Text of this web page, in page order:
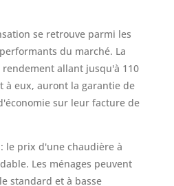
se retrouve parmi les
du marché. La
allant jusqu'à 110
à eux, auront la garantie de
sur leur facture de
le prix d'une chaudière à
Les ménages peuvent
standard et à basse